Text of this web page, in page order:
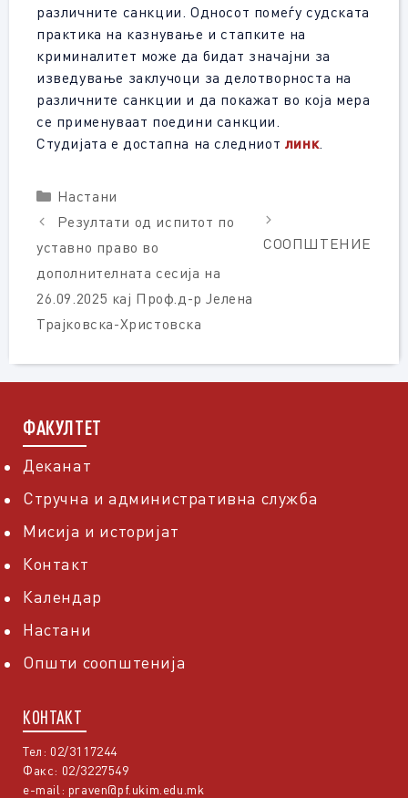
различните санкции. Односот помеѓу судската
практика на казнување и стапките на
криминалитет може да бидат значајни за
изведување заклучоци за делотворноста на
различните санкции и да покажат во која мера
се применуваат поедини санкции.
Студијата е достапна на следниот линк.
Categories
Настани
Резултати од испитот по
уставно право во
дополнителната сесија на
26.09.2025 кај Проф.д-р Јелена
Трајковска-Христовска
СООПШТЕНИЕ
ФАКУЛТЕТ
Деканат
Стручна и административна служба
Мисија и историјат
Контакт
Календар
Настани
Општи соопштенија
КОНТАКТ
Тел: 02/3117244
Факс: 02/3227549
e-mail: praven@pf.ukim.edu.mk